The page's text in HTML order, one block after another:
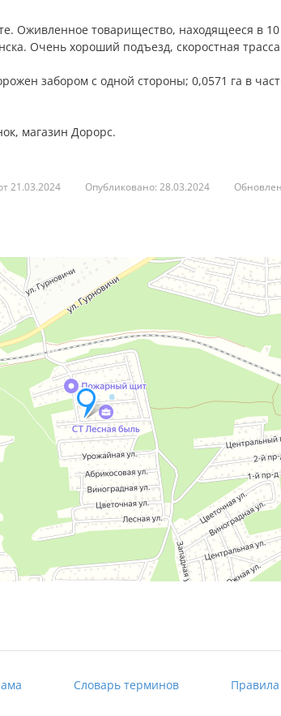
Оживленное товарищество, находящееся в 10
Очень хороший подъезд, скоростная
забором с одной стороны; 0,0571 га в
магазин Дорорс.
21.03.2024 Опубликовано: 28.03.2024
Словарь терминов